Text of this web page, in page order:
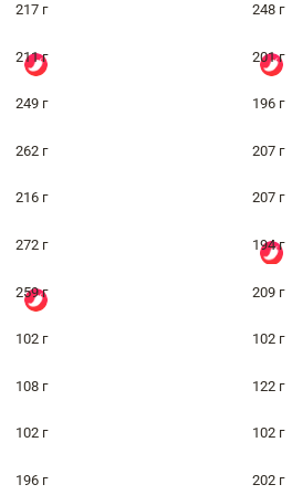
217 г 248 г
211 г 201 г
249 г 196 г
262 г 207 г
216 г 207 г
272 г 194 г
259 г 209 г
102 г 102 г
108 г 122 г
102 г 102 г
196 г 202 г